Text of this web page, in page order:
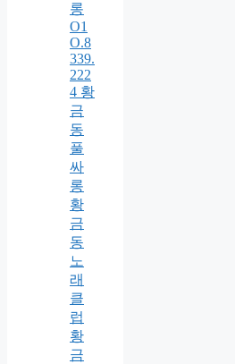
롱
O1
O.8
339.
222
4 황
금
동
풀
싸
롱
황
금
동
노
래
클
럽
황
금